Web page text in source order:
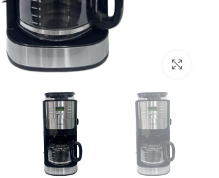
برای بزرگنمایی کلیک کنید